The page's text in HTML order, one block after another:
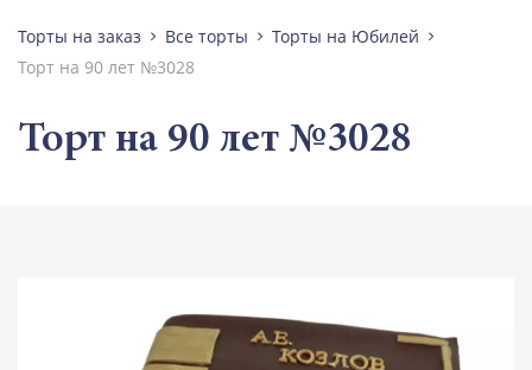
Торты на заказ Все торты
Торты на Юбилей
Торт на 90 лет №3028
Торт на 90 лет №3028